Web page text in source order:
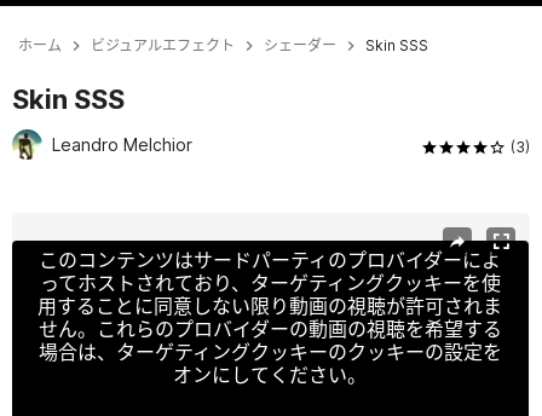
ホーム ビジュアルエフェクト シェーダー Skin SSS
Skin SSS
Leandro Melchior (3)
このコンテンツはサードパーティのプロバイダーによ
ってホストされており、ターゲティングクッキーを使
用することに同意しない限り動画の視聴が許可されま
せん。これらのプロバイダーの動画の視聴を希望する
場合は、ターゲティングクッキーのクッキーの設定を
オンにしてください。